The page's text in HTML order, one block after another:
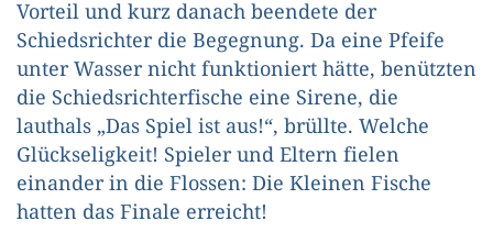
Vorteil und kurz danach beendete der
Schiedsrichter die Begegnung. Da eine Pfeife
unter Wasser nicht funktioniert hätte, benützten
die Schiedsrichterfische eine Sirene, die
lauthals „Das Spiel ist aus!“, brüllte. Welche
Glückseligkeit! Spieler und Eltern fielen
einander in die Flossen: Die Kleinen Fische
hatten das Finale erreicht!